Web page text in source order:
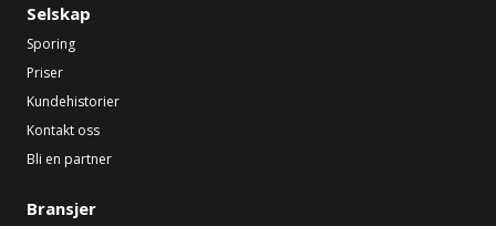
Selskap
Sporing
Priser
Kundehistorier
Kontakt oss
Bli en partner
Bransjer